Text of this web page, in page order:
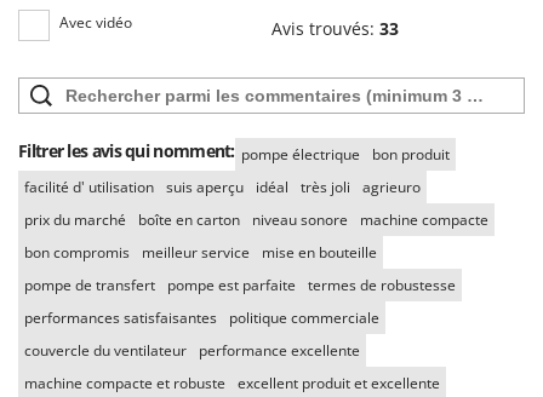
Telwin
Tenco
Tineco
Titania
Tornado
Tre Spade
Trev - Abrek - TecnoVIR
Troy-Bilt
Avec vidéo Avis trouvés: 33
Filtrer les avis qui nomment: pompe électrique
bon produit
facilité d' utilisation suis aperçu idéal très joli
agrieuro
prix du marché
boîte en carton niveau sonore
machine compacte
bon compromis
meilleur service
mise en bouteille
pompe de transfert
pompe est parfaite
termes de robustesse
performances satisfaisantes
politique commerciale
couvercle du ventilateur
performance excellente
machine compacte et robuste
excellent produit et excellente